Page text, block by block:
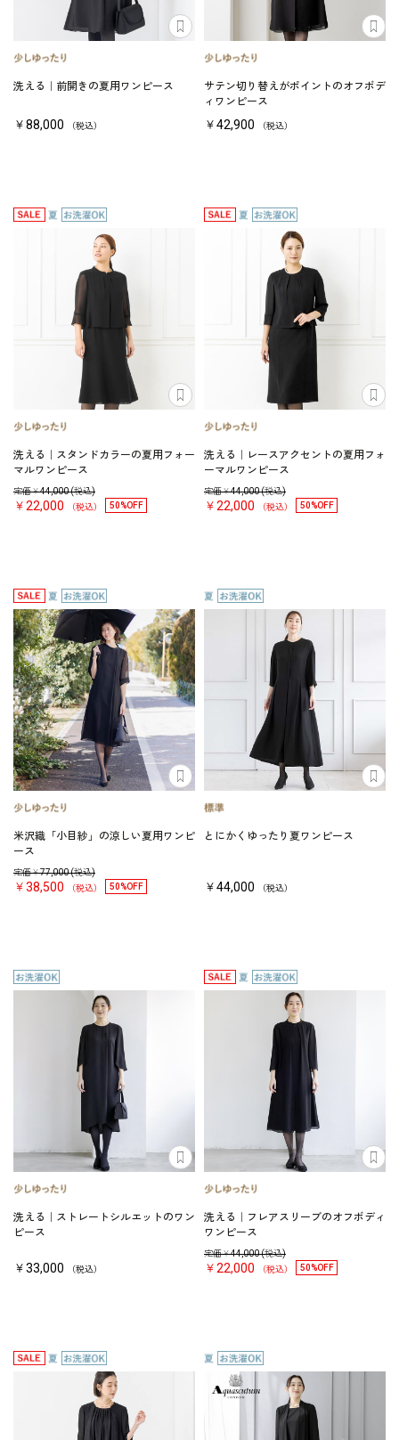
洗える｜前開きの夏用ワンピース
￥88,000 （税込）
サテン切り替えがポイントのオフボデ
ィワンピース
￥42,900 （税込）
洗える｜スタンドカラーの夏用フォー
マルワンピース
定価￥44,000(税込)
￥22,000 （税込） 50%OFF
洗える｜レースアクセントの夏用フォ
ーマルワンピース
定価￥44,000(税込)
￥22,000 （税込） 50%OFF
米沢織「小目紗」の涼しい夏用ワンピ
ース
定価￥77,000(税込)
￥38,500 （税込） 50%OFF
とにかくゆったり夏ワンピース
￥44,000 （税込）
洗える｜ストレートシルエットのワン
ピース
￥33,000 （税込）
洗える｜フレアスリーブのオフボディ
ワンピース
定価￥44,000(税込)
￥22,000 （税込） 50%OFF